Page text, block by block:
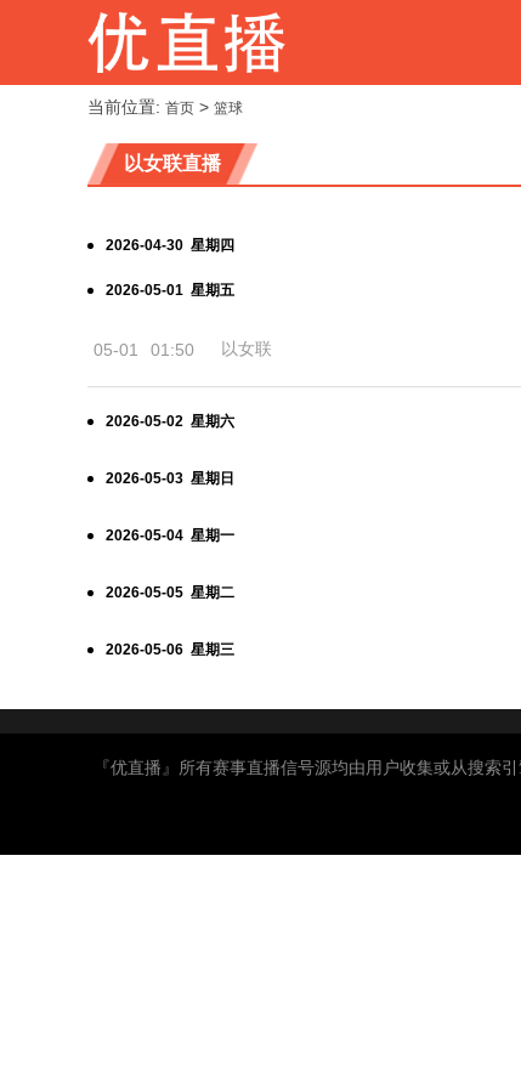
当前位置: 首页 > 篮球
以女联直播
2026-04-30 星期四
2026-05-01 星期五
05-01 01:50 以女联
2026-05-02 星期六
2026-05-03 星期日
2026-05-04 星期一
2026-05-05 星期二
2026-05-06 星期三
『优直播』所有赛事直播信号源均由用户收集或从搜索